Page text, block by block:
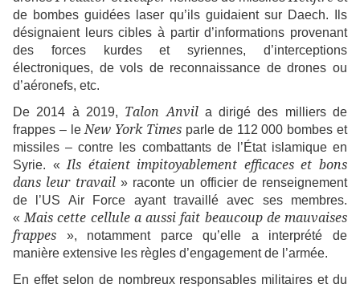
de bombes guidées laser qu’ils guidaient sur Daech. Ils
désignaient leurs cibles à partir d’informations provenant
des forces kurdes et syriennes, d’interceptions
électroniques, de vols de reconnaissance de drones ou
d’aéronefs, etc.
De 2014 à 2019, Talon Anvila dirigé des milliers de
frappes – le New York Times parle de 112 000 bombes et
missiles – contre les combattants de l’État islamique en
Syrie. « Ils étaient impitoyablement efficaces et bons
dans leur travail» raconte un officier de renseignement
de l’US Air Force ayant travaillé avec ses membres.
« Mais cette cellule a aussi fait beaucoup de mauvaises
frappes
», notamment parce qu’elle a interprété de
manière extensive les règles d’engagement de l’armée.
En effet selon de nombreux responsables militaires et du